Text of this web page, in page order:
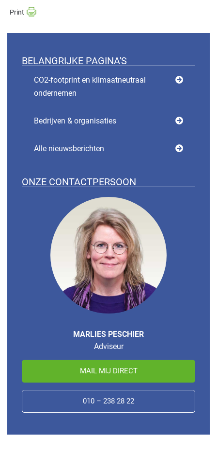
BELANGRIJKE PAGINA'S
CO2-footprint en klimaatneutraal
ondernemen
Bedrijven & organisaties
Alle nieuwsberichten
ONZE CONTACTPERSOON
MARLIES PESCHIER
Adviseur
MAIL MIJ DIRECT
010 – 238 28 22